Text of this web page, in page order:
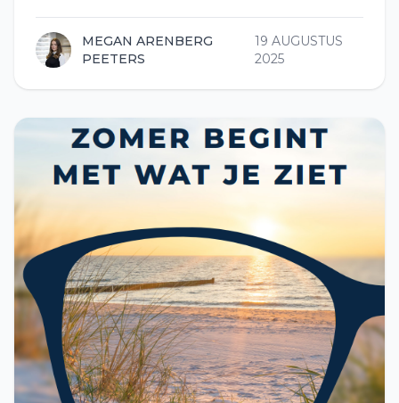
MEGAN ARENBERG
PEETERS
19 AUGUSTUS
2025